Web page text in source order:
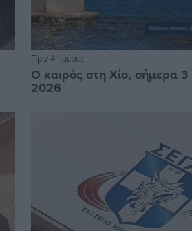
Πριν 4 ημέρες
Ο καιρός στη Χίο, σήμερα
2026